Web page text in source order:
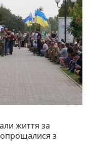
життя за
з